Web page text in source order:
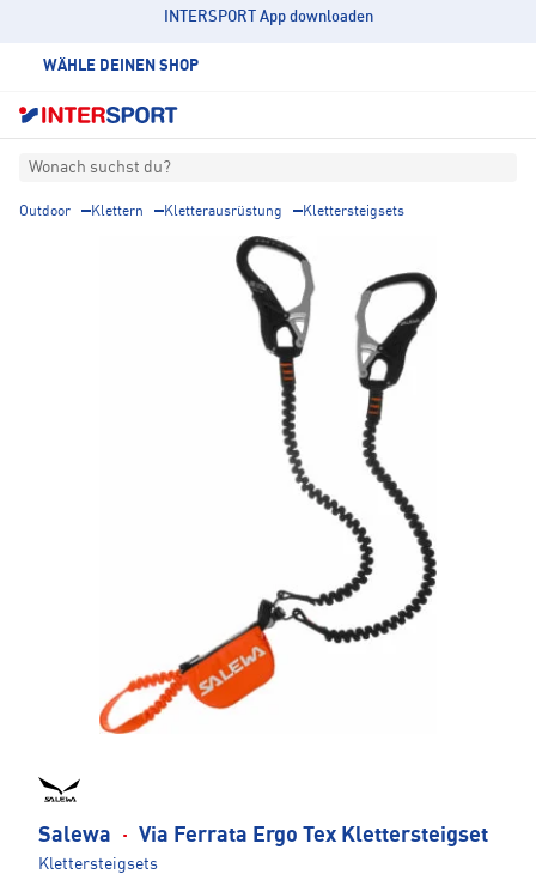
INTERSPORT App downloaden
WÄHLE DEINEN SHOP
Wonach suchst du?
Outdoor Klettern Kletterausrüstung Klettersteigsets
Salewa · Via Ferrata Ergo Tex Klettersteigset
Klettersteigsets